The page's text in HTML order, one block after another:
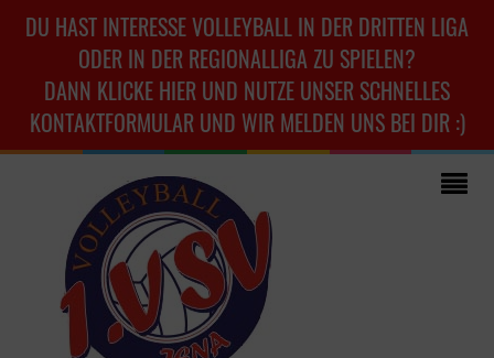
DU HAST INTERESSE VOLLEYBALL IN DER DRITTEN LIGA
ODER IN DER REGIONALLIGA ZU SPIELEN?
DANN KLICKE HIER UND NUTZE UNSER SCHNELLES
KONTAKTFORMULAR UND WIR MELDEN UNS BEI DIR :)